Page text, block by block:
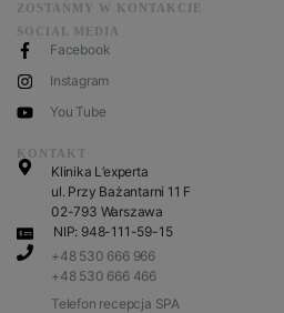
ZOSTAŃMY W KONTAKCIE
SOCIAL MEDIA
Facebook
Instagram
You Tube
KONTAKT
Klinika L’experta
ul. Przy Bażantarni 11 F
02-793 Warszawa
NIP: 948-111-59-15
+48 530 666 966
+48 530 666 466
Telefon recepcja SPA